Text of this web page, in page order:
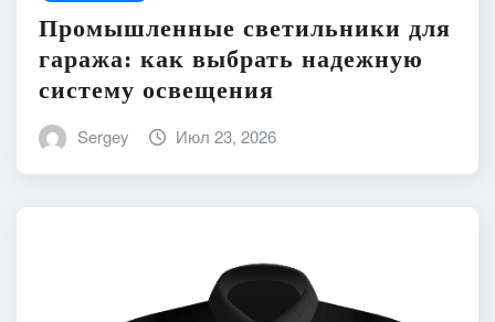
Промышленные светильники для
гаража: как выбрать надежную
систему освещения
Sergey Июл 23, 2026